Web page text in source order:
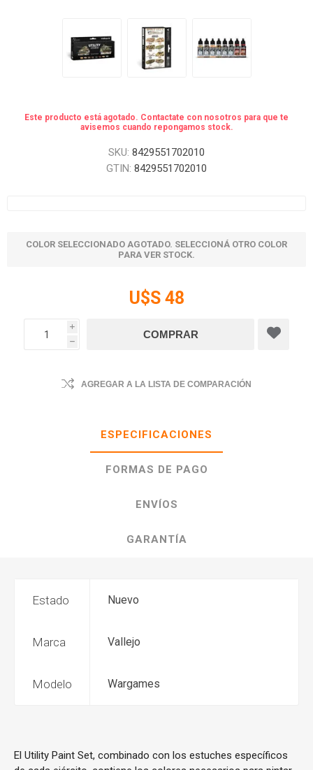
Este producto está agotado. Contactate con nosotros para que te
avisemos cuando repongamos stock.
SKU: 8429551702010
GTIN: 8429551702010
COLOR SELECCIONADO AGOTADO. SELECCIONÁ OTRO COLOR
PARA VER STOCK.
U$S 48
i
h
AGREGAR A LA LISTA DE COMPARACIÓN
ESPECIFICACIONES
FORMAS DE PAGO
ENVÍOS
GARANTÍA
Estado Nuevo
Marca Vallejo
Modelo Wargames
El Utility Paint Set, combinado con los estuches específicos